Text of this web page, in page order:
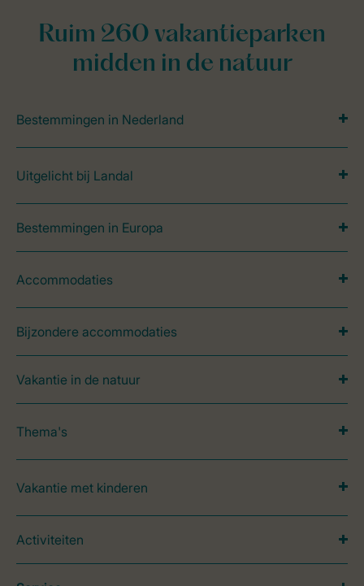
Ruim 260 vakantieparken
midden in de natuur
Bestemmingen in Nederland
Uitgelicht bij Landal
Bestemmingen in Europa
Accommodaties
Bijzondere accommodaties
Vakantie in de natuur
Thema's
Vakantie met kinderen
Activiteiten